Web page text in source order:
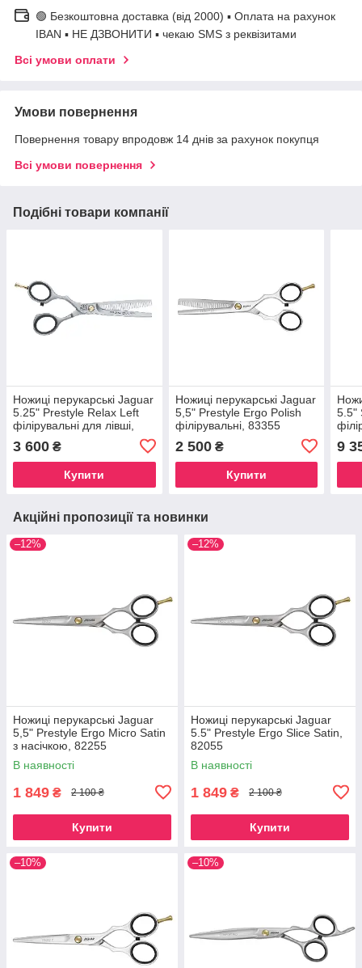
🟢 Безкоштовна доставка (від 2000) ▪ Оплата на рахунок
IBAN ▪ НЕ ДЗВОНИТИ ▪ чекаю SMS з реквізитами
Всі умови оплати
Умови повернення
Повернення товару впродовж 14 днів за рахунок покупця
Всі умови повернення
Подібні товари компанії
Ножиці перукарські Jaguar
5.25" Prestyle Relax Left
філірувальні для лівші,
3 600 ₴
Купити
Ножиці перукарські Jaguar
5,5" Prestyle Ergo Polish
філірувальні, 83355
2 500₴
Купити
5.5"
9
Акційні пропозиції та новинки
–12%
Ножиці перукарські Jaguar
5,5" Prestyle Ergo Micro Satin
з насічкою, 82255
В наявності
1 849 ₴ 2 100 ₴
Купити
–12%
Ножиці перукарські Jaguar
5.5" Prestyle Ergo Slice Satin,
82055
В наявності
1 849 ₴ 2 100 ₴
Купити
–10% –10%